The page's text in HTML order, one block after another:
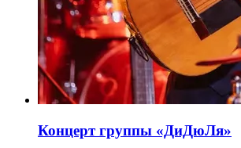
Концерт группы «ДиДюЛя»